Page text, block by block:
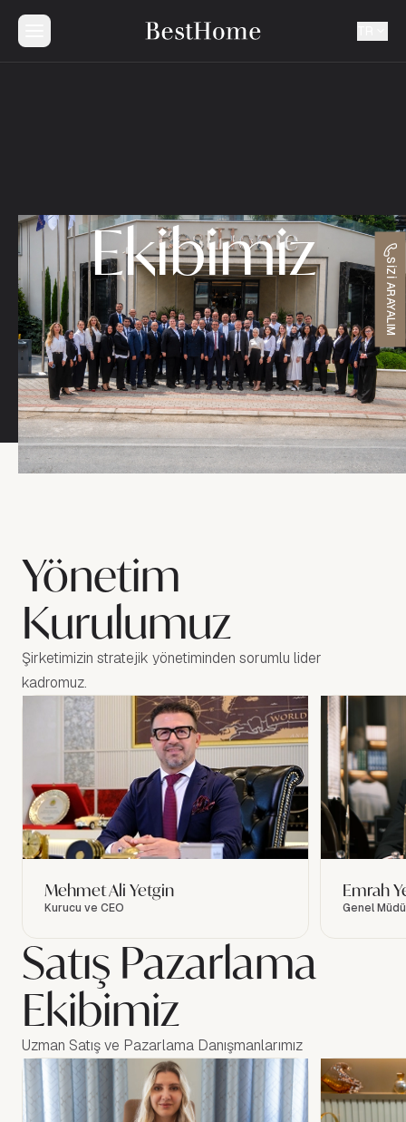
SIZI ARAYALIM
Ekibimiz
Yönetim
Kurulumuz
Şirketimizin stratejik yönetiminden sorumlu lider
kadromuz.
Mehmet Ali Yetgin
Kurucu ve CEO
Emrah
Genel
Satış Pazarlama
Ekibimiz
Uzman Satış ve Pazarlama Danışmanlarımız